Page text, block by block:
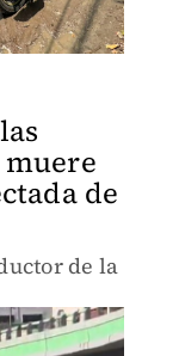
muere
de
de la